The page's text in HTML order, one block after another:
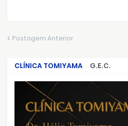
Postagem Anterior
CLÍNICA TOMIYAMA
G.E.C.
CRIMES QUE ABALARAM O BRASIL